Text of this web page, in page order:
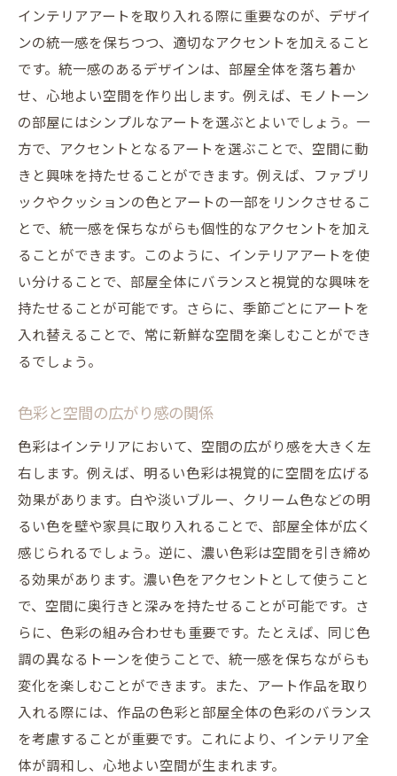
インテリアアートを取り入れる際に重要なのが、デザイ
ンの統一感を保ちつつ、適切なアクセントを加えること
です。統一感のあるデザインは、部屋全体を落ち着か
せ、心地よい空間を作り出します。例えば、モノトーン
の部屋にはシンプルなアートを選ぶとよいでしょう。一
方で、アクセントとなるアートを選ぶことで、空間に動
きと興味を持たせることができます。例えば、ファブリ
ックやクッションの色とアートの一部をリンクさせるこ
とで、統一感を保ちながらも個性的なアクセントを加え
ることができます。このように、インテリアアートを使
い分けることで、部屋全体にバランスと視覚的な興味を
持たせることが可能です。さらに、季節ごとにアートを
入れ替えることで、常に新鮮な空間を楽しむことができ
るでしょう。
色彩と空間の広がり感の関係
色彩はインテリアにおいて、空間の広がり感を大きく左
右します。例えば、明るい色彩は視覚的に空間を広げる
効果があります。白や淡いブルー、クリーム色などの明
るい色を壁や家具に取り入れることで、部屋全体が広く
感じられるでしょう。逆に、濃い色彩は空間を引き締め
る効果があります。濃い色をアクセントとして使うこと
で、空間に奥行きと深みを持たせることが可能です。さ
らに、色彩の組み合わせも重要です。たとえば、同じ色
調の異なるトーンを使うことで、統一感を保ちながらも
変化を楽しむことができます。また、アート作品を取り
入れる際には、作品の色彩と部屋全体の色彩のバランス
を考慮することが重要です。これにより、インテリア全
体が調和し、心地よい空間が生まれます。